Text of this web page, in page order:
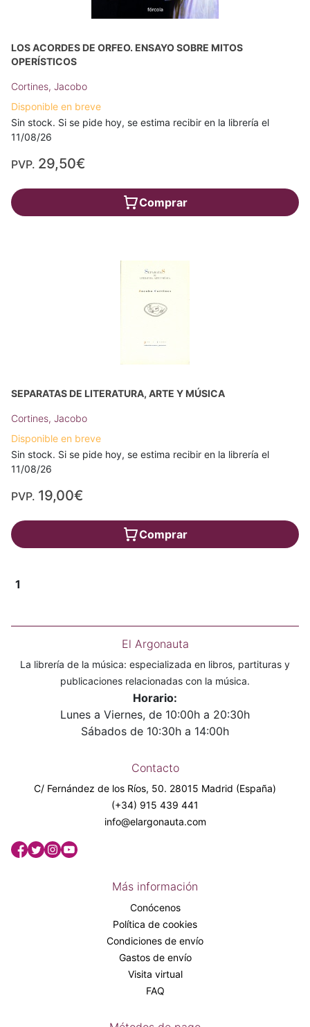
LOS ACORDES DE ORFEO. ENSAYO SOBRE MITOS
OPERÍSTICOS
Cortines, Jacobo
Disponible en breve
Sin stock. Si se pide hoy, se estima recibir en la librería el
11/08/26
PVP. 29,50€
Comprar
SEPARATAS DE LITERATURA, ARTE Y MÚSICA
Cortines, Jacobo
Disponible en breve
Sin stock. Si se pide hoy, se estima recibir en la librería el
11/08/26
PVP. 19,00€
Comprar
1
El Argonauta
La librería de la música: especializada en libros, partituras y
publicaciones relacionadas con la música.
Horario:
Lunes a Viernes, de 10:00h a 20:30h
Sábados de 10:30h a 14:00h
Contacto
C/ Fernández de los Ríos, 50. 28015 Madrid (España)
(+34) 915 439 441
info@elargonauta.com
Más información
Conócenos
Política de cookies
Condiciones de envío
Gastos de envío
Visita virtual
FAQ